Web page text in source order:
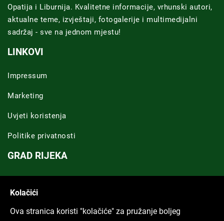
Opatija i Liburnija. Kvalitetne informacije, vrhunski autori,
aktualne teme, izvještaji, fotogalerije i multimedijalni
sadržaj - sve na jednom mjestu!
LINKOVI
Impressum
Marketing
Uvjeti koristenja
Politike privatnosti
GRAD RIJEKA
Kolačići
Ova stranica koristi "kolačiće" za pružanje boljeg